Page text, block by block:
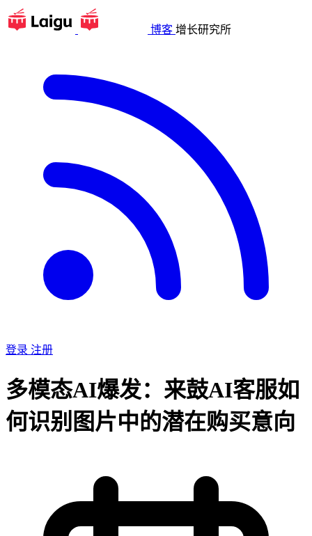
博客 增长研究所
登录 注册
多模态AI爆发：来鼓AI客服如
何识别图片中的潜在购买意向